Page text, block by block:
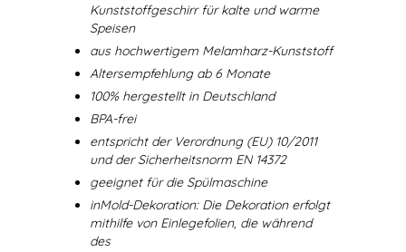
Kunststoffgeschirr für kalte und warme
Speisen
aus hochwertigem Melamharz-Kunststoff
Altersempfehlung ab 6 Monate
100% hergestellt in Deutschland
BPA-frei
entspricht der Verordnung (EU) 10/2011
und der Sicherheitsnorm EN 14372
geeignet für die Spülmaschine
inMold-Dekoration: Die Dekoration erfolgt
mithilfe von Einlegefolien, die während
des